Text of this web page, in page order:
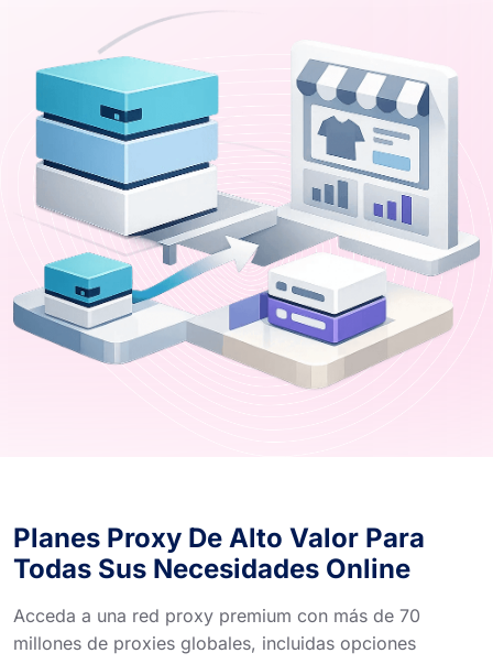
Planes Proxy De Alto Valor Para
Todas Sus Necesidades Online
Acceda a una red proxy premium con más de 70
millones de proxies globales, incluidas opciones